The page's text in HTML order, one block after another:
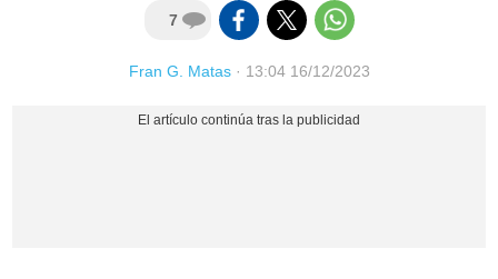
7
Fran G. Matas· 13:04 16/12/2023